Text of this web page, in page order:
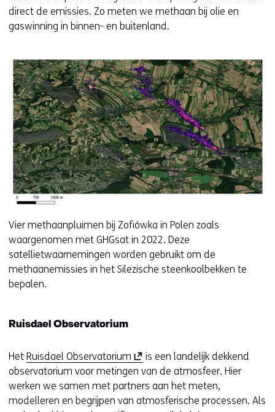
direct de emissies. Zo meten we methaan bij olie en
gaswinning in binnen- en buitenland.
Vier methaanpluimen bij Zofiówka in Polen zoals
waargenomen met GHGsat in 2022. Deze
satellietwaarnemingen worden gebruikt om de
methaanemissies in het Silezische steenkoolbekken te
bepalen.
Ruisdael Observatorium
Het Ruisdael Observatorium (
o
p
e
is een landelijk dekkend
observatorium voor metingen van de atmosfeer. Hier
werken we samen met partners aan het meten,
modelleren en begrijpen van atmosferische processen. Als